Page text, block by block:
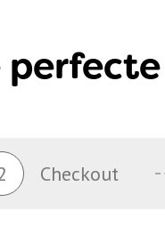
Checkout